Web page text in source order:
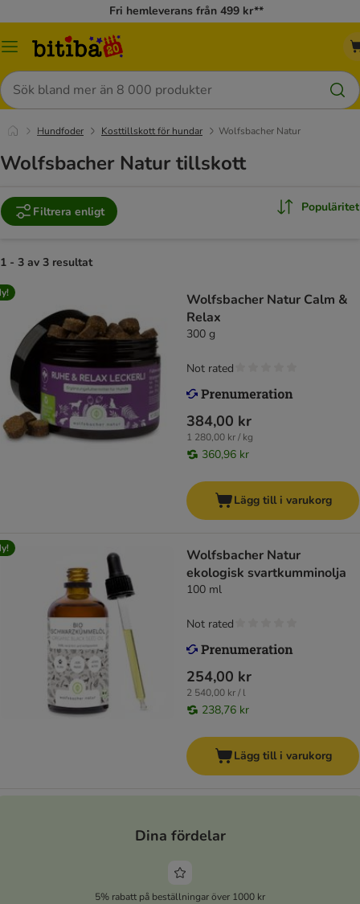
Fri hemleverans från 499 kr**
Meny
Sök
Hundfoder Kosttillskott för hundar Wolfsbacher Natur
Wolfsbacher Natur tillskott
Filtrera enligt Populäritet
1 - 3 av 3 resultat
Wolfsbacher Natur Calm &
Relax
300 g
384,00 kr
1 280,00 kr / kg
360,96 kr
Not rated
Lägg till i varukorg
Wolfsbacher Natur
ekologisk svartkumminolja
100 ml
254,00 kr
2 540,00 kr / l
238,76 kr
Not rated
Lägg till i varukorg
Dina fördelar
5% rabatt på beställningar över 1000 kr